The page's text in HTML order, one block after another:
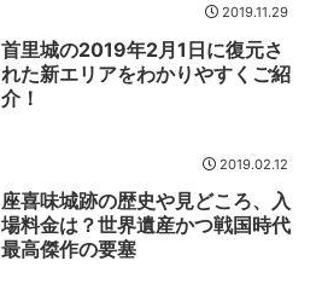
2019.11.29
首里城の2019年2月1日に復元さ
れた新エリアをわかりやすくご紹
介！
2019.02.12
座喜味城跡の歴史や見どころ、入
場料金は？世界遺産かつ戦国時代
最高傑作の要塞